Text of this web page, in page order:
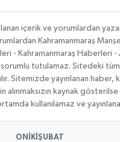
içerik ve yorumlardan
Kahramanmaraş
- Kahramanmaraş Haberleri -
sorumlu tutulamaz. Sitedeki
Sitemizde yayınlanan haber,
alınmaksızın kaynak
kullanılamaz ve
ONİKİŞUBAT